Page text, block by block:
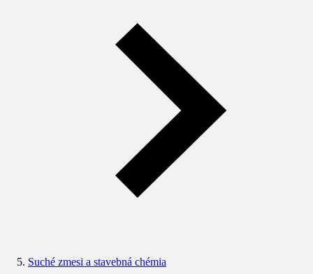
Suché zmesi a stavebná chémia